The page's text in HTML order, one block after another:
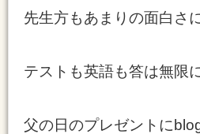
先生方もあまりの面白さ
テストも英語も答は無限
父の日のプレゼントに